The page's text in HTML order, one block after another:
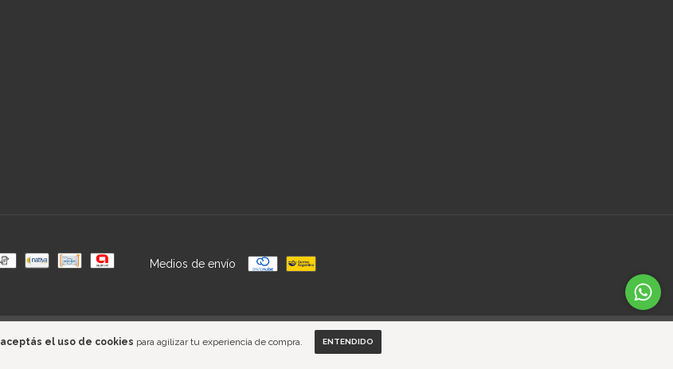
aceptás el uso de cookies para agilizar tu experiencia de compra. ENTENDIDO
Medios de envío